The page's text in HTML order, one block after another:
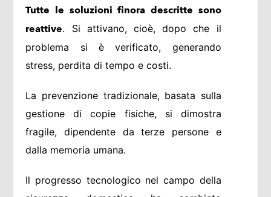
Tutte le soluzioni finora descritte sono
reattive. Si attivano, cioè, dopo che il
problema si è verificato, generando
stress, perdita di tempo e costi.
La prevenzione tradizionale, basata sulla
gestione di copie fisiche, si dimostra
fragile, dipendente da terze persone e
dalla memoria umana.
Il progresso tecnologico nel campo della